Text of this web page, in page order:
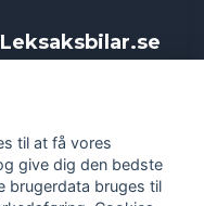
til at få vores
give dig den bedste
brugerdata bruges til